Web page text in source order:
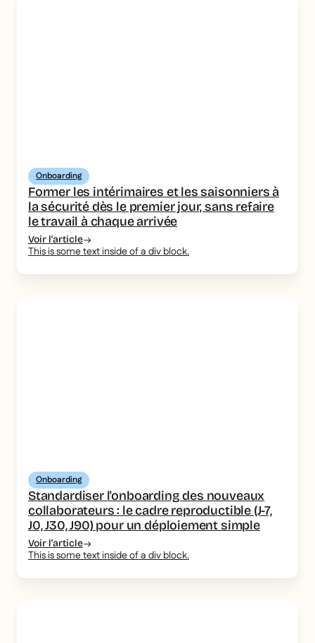
Onboarding
Former les intérimaires et les saisonniers à
la sécurité dès le premier jour, sans refaire
le travail à chaque arrivée
Voir l'article
This is some text inside of a div block.
Onboarding
Standardiser l'onboarding des nouveaux
collaborateurs : le cadre reproductible (J-7,
J0, J30, J90) pour un déploiement simple
Voir l'article
This is some text inside of a div block.